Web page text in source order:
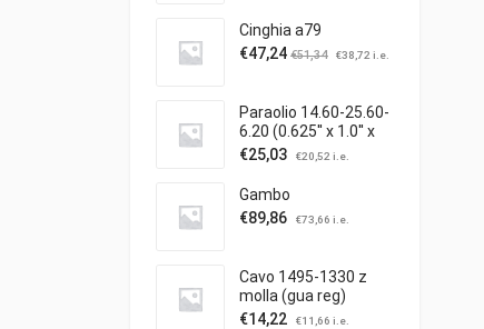
Cinghia a79
€47,24 €51,34 €38,72 i.e.
Paraolio 14.60-25.60-
6.20 (0.625'' x 1.0'' x
0.25'')
€25,03 €20,52 i.e.
Gambo
€89,86 €73,66 i.e.
Cavo 1495-1330 z
molla (gua reg)
trazione
€14,22 €11,66 i.e.